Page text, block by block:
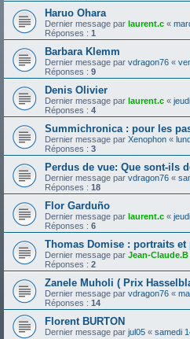
Haruo Ohara
Dernier message par laurent.c «
Réponses : 1
Barbara Klemm
Dernier message par vdragon76 «
Réponses : 9
Denis Olivier
Dernier message par laurent.c «
Réponses : 4
Summichronica : pour les
Dernier message par Xenophon «
Réponses : 3
Perdus de vue: Que sont-ils
Dernier message par vdragon76 «
Réponses : 18
Flor Garduño
Dernier message par laurent.c «
Réponses : 6
Thomas Domise : portraits et
Dernier message par Jean-Claude.B
Réponses : 2
Zanele Muholi ( Prix
Dernier message par vdragon76 «
Réponses : 14
Florent BURTON
Dernier message par jul05 « samedi